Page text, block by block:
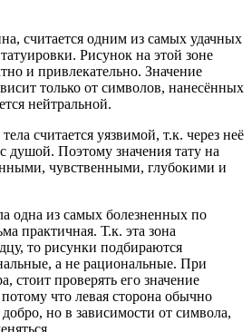
считается одним из самых удачных
Рисунок на этой зоне
и привлекательно. Значение
только от символов, нанесённых
нейтральной.
считается уязвимой, т.к. через неё
душой. Поэтому значения тату на
чувственными, глубокими и
одна из самых болезненных по
практичная. Т.к. эта зона
то рисунки подбираются
а не рациональные. При
стоит проверять его значение
что левая сторона обычно
добро, но в зависимости от символа,